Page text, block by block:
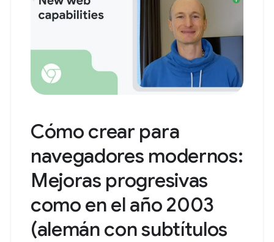
Cómo crear para
navegadores modernos:
Mejoras progresivas
como en el año 2003
(alemán con subtítulos